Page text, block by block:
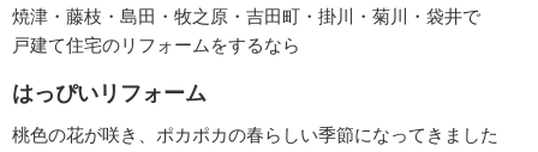
焼津・藤枝・島田・牧之原・吉田町・掛川・菊川・袋井で
戸建て住宅のリフォームをするなら
はっぴいリフォーム
桃色の花が咲き、ポカポカの春らしい季節になってきました